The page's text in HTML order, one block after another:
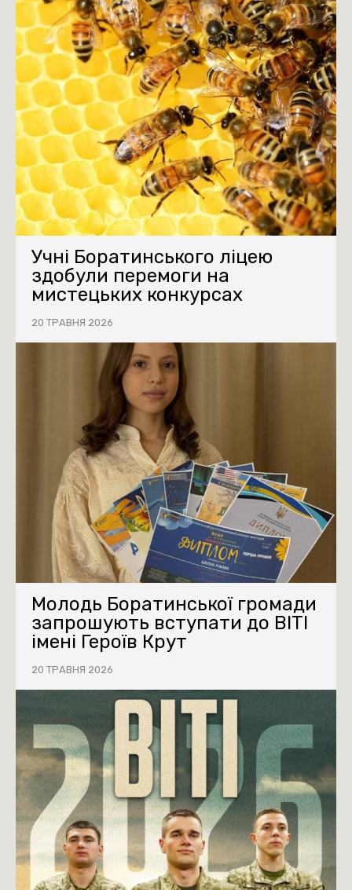
Учні Боратинського ліцею
здобули перемоги на
мистецьких конкурсах
20 ТРАВНЯ 2026
Молодь Боратинської громади
запрошують вступати до ВІТІ
імені Героїв Крут
20 ТРАВНЯ 2026